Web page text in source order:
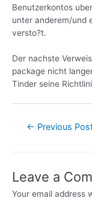
Benutzerkontos
unter anderem/und
versto?t.
Der nachste
package nicht
Tinder seine
← Previous
Leave a
Your email address